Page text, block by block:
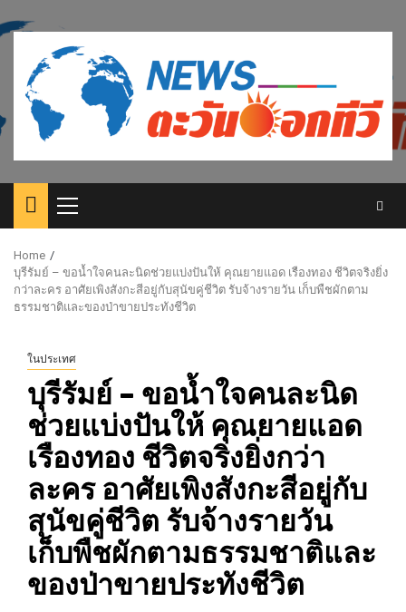
to
content
Primary
Menu
Home
บุรีรัมย์ – ขอน้ำใจคนละนิดช่วยแบ่งปันให้ คุณยายแอด เรืองทอง ชีวิตจริงยิ่ง
กว่าละคร อาศัยเพิงสังกะสีอยู่กับสุนัขคู่ชีวิต รับจ้างรายวัน เก็บพืชผักตาม
ธรรมชาติและของป่าขายประทังชีวิต
ในประเทศ
บุรีรัมย์ – ขอน้ำใจคนละนิด
ช่วยแบ่งปันให้ คุณยายแอด
เรืองทอง ชีวิตจริงยิ่งกว่า
ละคร อาศัยเพิงสังกะสีอยู่กับ
สุนัขคู่ชีวิต รับจ้างรายวัน
เก็บพืชผักตามธรรมชาติและ
ของป่าขายประทังชีวิต